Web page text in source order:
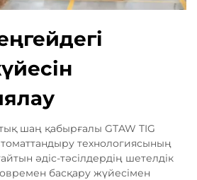
шаң қабырғалы GTAW TIG
технологиясының
әдіс-тәсілдердің шетелдік
басқару жүйесімен